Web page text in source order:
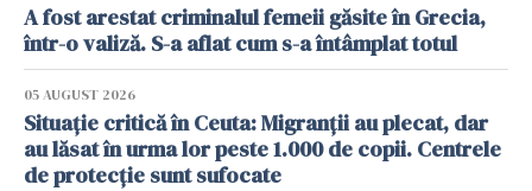
A fost arestat criminalul femeii găsite în Grecia,
într-o valiză. S-a aflat cum s-a întâmplat totul
05 AUGUST 2026
Situație critică în Ceuta: Migranții au plecat, dar
au lăsat în urma lor peste 1.000 de copii. Centrele
de protecție sunt sufocate